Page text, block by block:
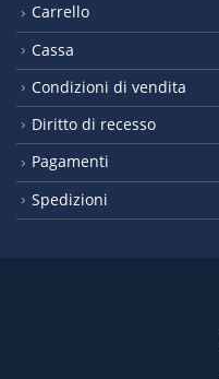
Carrello
Cassa
Condizioni di vendita
Diritto di recesso
Pagamenti
Spedizioni